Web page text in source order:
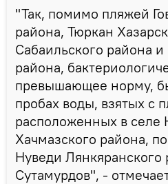
"Так, помимо пляжей
района, Тюркан
Сабаильского района и
района,
превышающее норму,
пробах воды, взятых с
расположенных в селе
Хачмазского района,
Нуведи Лянкяранского
Сутамурдов", -